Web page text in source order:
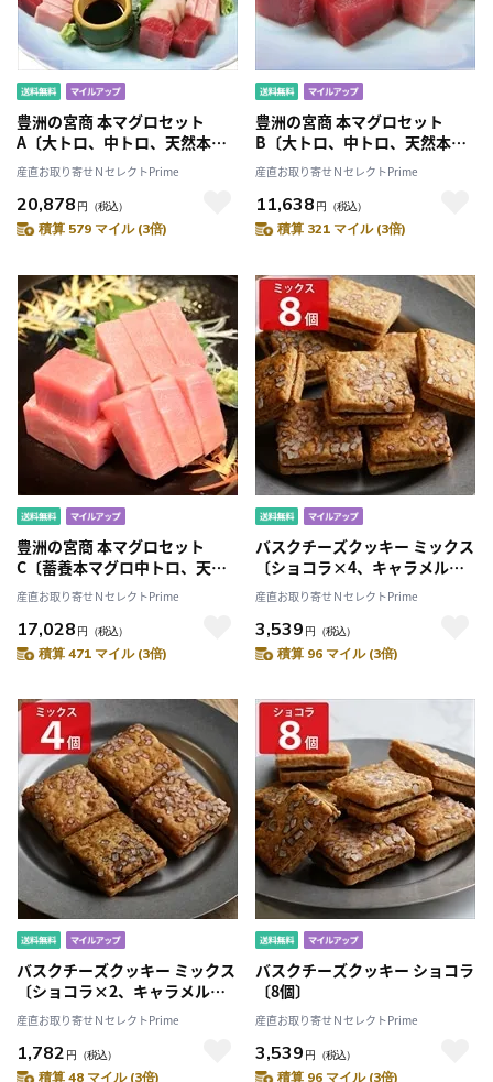
豊洲の宮商 本マグロセット
A〔大トロ、中トロ、天然本マ
グロ赤身〕［北海道・沖縄県・
離島 配送不可］
産直お取り寄せＮセレクトPrime
20,878 円 （税込）
積算 579 マイル (3倍)
豊洲の宮商 本マグロセット
B〔大トロ、中トロ、天然本マ
グロ赤身〕［北海道・沖縄県・
離島 配送不可］
産直お取り寄せＮセレクトPrime
11,638 円 （税込）
積算 321 マイル (3倍)
豊洲の宮商 本マグロセット
C〔蓄養本マグロ中トロ、天然
本マグロ赤身〕［北海道・沖縄
県・離島 配送不可］
産直お取り寄せＮセレクトPrime
17,028 円 （税込）
積算 471 マイル (3倍)
バスクチーズクッキー ミックス
〔ショコラ×4、キャラメル
×4〕
産直お取り寄せＮセレクトPrime
3,539 円 （税込）
積算 96 マイル (3倍)
バスクチーズクッキー ミックス
〔ショコラ×2、キャラメル
×2〕
産直お取り寄せＮセレクトPrime
1,782 円 （税込）
積算 48 マイル (3倍)
バスクチーズクッキー ショコラ
〔8個〕
産直お取り寄せＮセレクトPrime
3,539 円 （税込）
積算 96 マイル (3倍)